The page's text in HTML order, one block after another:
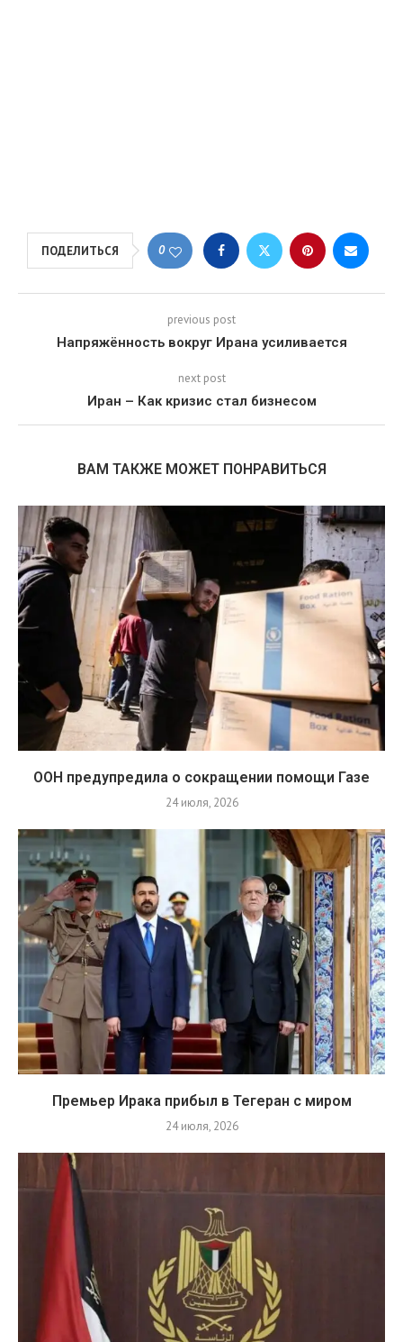
ПОДЕЛИТЬСЯ 0
previous post
Напряжённость вокруг Ирана усиливается
next post
Иран – Как кризис стал бизнесом
ВАМ ТАКЖЕ МОЖЕТ ПОНРАВИТЬСЯ
ООН предупредила о сокращении помощи Газе
24 июля, 2026
Премьер Ирака прибыл в Тегеран с миром
24 июля, 2026